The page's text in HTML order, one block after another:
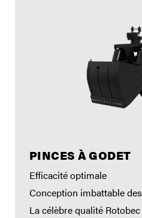
PINCES À GODET
Efficacité optimale
Conception imbattable
La célèbre qualité Rotobec